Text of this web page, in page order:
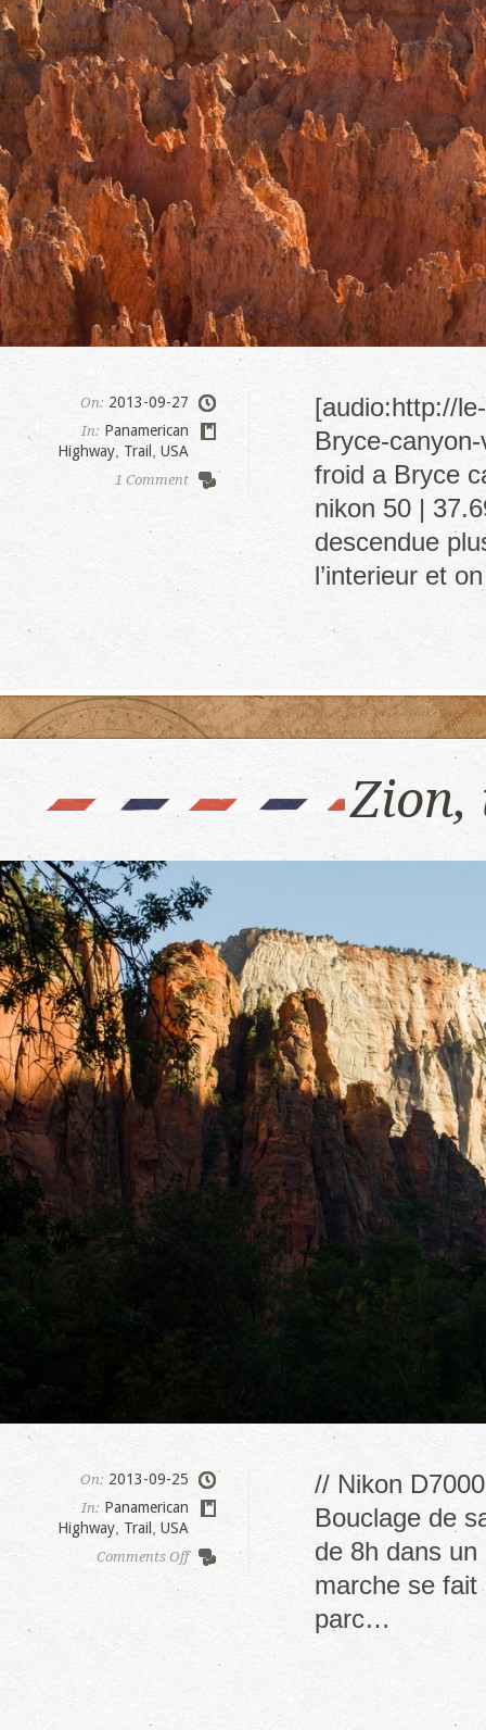
On: 2013-09-27
In: Panamerican
Highway Trail USA
1 Comment
[audio:http://
Bryce-
froid a Bryce
nikon 50 |
descendue
l’interieur et
Zion,
On: 2013-09-25
In: Panamerican
Highway Trail USA
Comments Offon
the
// Nikon
Bouclage de
de 8h dans
marche se fait
parc…